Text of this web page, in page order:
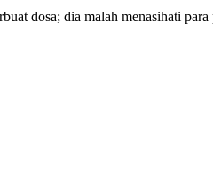
dosa; dia malah menasihati para